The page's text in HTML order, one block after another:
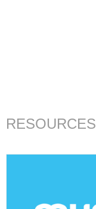
RESOURCES